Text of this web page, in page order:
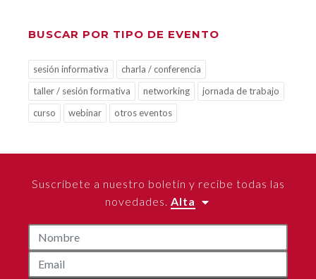
BUSCAR POR TIPO DE EVENTO
sesión informativa
charla / conferencia
taller / sesión formativa
networking
jornada de trabajo
curso
webinar otros eventos
Suscríbete a nuestro boletín y recibe todas las
novedades. Alta